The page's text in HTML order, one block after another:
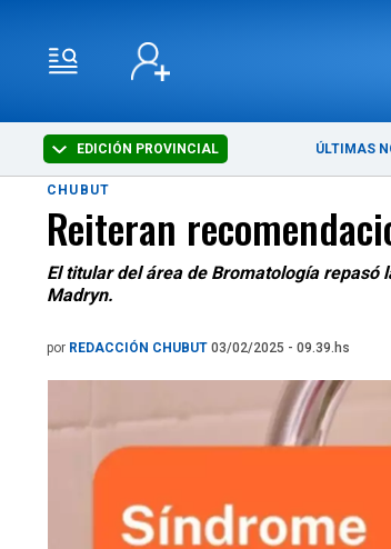
EDICIÓN PROVINCIAL ÚLTIMAS
CHUBUT
Reiteran
El titular del área de Bromatología repasó
Madryn.
por REDACCIÓN CHUBUT 03/02/2025 - 09.39.hs